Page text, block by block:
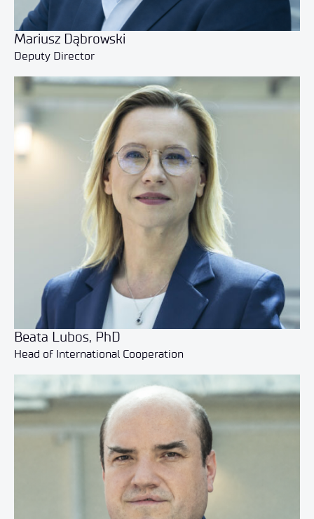
Mariusz Dąbrowski
Deputy Director
Beata Lubos, PhD
Head of International Cooperation